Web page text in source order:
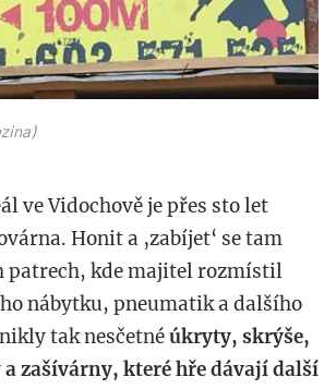
ve Vidochově je přes sto let
Honit a ‚zabíjet‘ se tam
patrech, kde majitel rozmístil
nábytku, pneumatik a dalšího
tak nesčetnéúkryty, skrýše,
zašívárny, které hře dávají další